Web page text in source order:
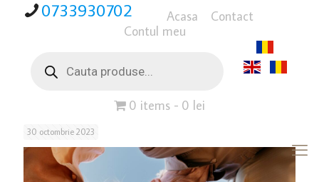
0733930702 Acasa
Contact
Contul meu
search
0 items 0 lei
30 octombrie 2023